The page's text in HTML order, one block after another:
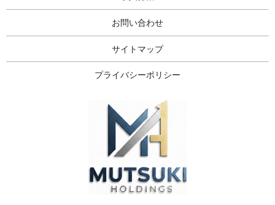
お問い合わせ
サイトマップ
プライバシーポリシー